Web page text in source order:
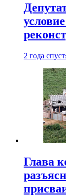
2 года
Глава